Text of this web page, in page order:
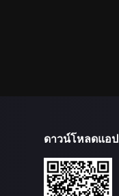
ดาวน์โหลดแอป